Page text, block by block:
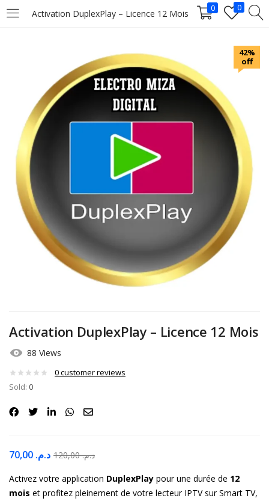
Activation DuplexPlay – Licence 12 Mois 0 0
LOGIN
Enter your username and password to login.
Remember me
42%
off
Activation DuplexPlay – Licence 12 Mois
88 Views
0customer reviews
Sold: 0
د.م. د.م.120,00
Activez votre application DuplexPlay pour une durée de 12
mois et profitez pleinement de votre lecteur IPTV sur Smart TV,